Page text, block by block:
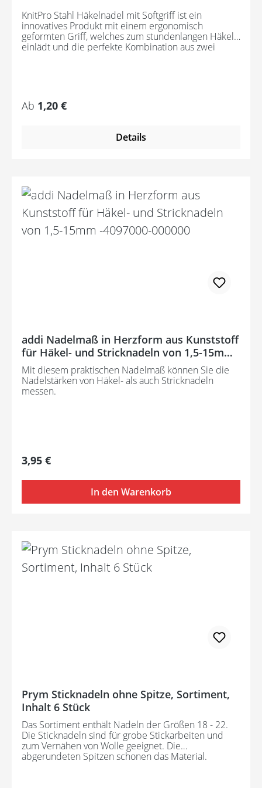
KnitPro Stahl Häkelnadel mit Softgriff ist ein
innovatives Produkt mit einem ergonomisch
geformten Griff, welches zum stundenlangen Häkeln
einlädt und die perfekte Kombination aus zwei
Präzisionsarbeit bei der Herstellung garantiert ein
genaues Maschenbild.
Regulärer Preis:
Ab 1,20 €
Details
addi Nadelmaß in Herzform aus Kunststoff
für Häkel- und Stricknadeln von 1,5-15mm
-4097000-000000
Mit diesem praktischen Nadelmaß können Sie die
Nadelstärken von Häkel- als auch Stricknadeln
messen.
Regulärer Preis:
3,95 €
In den Warenkorb
Prym Sticknadeln ohne Spitze, Sortiment,
Inhalt 6 Stück
Das Sortiment enthält Nadeln der Größen 18 - 22.
Die Sticknadeln sind für grobe Stickarbeiten und
zum Vernähen von Wolle geeignet. Die
abgerundeten Spitzen schonen das Material.